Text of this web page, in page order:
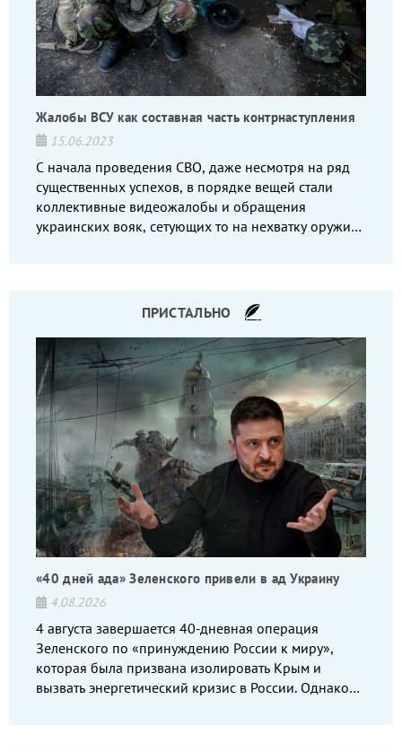
Жалобы ВСУ как составная часть контрнаступления
15.06.2023
С начала проведения СВО, даже несмотря на ряд
существенных успехов, в порядке вещей стали
коллективные видеожалобы и обращения
украинских вояк, сетующих то на нехватку оружия,
ПРИСТАЛЬНО
«40 дней ада» Зеленского привели в ад Украину
4.08.2026
4 августа завершается 40-дневная операция
Зеленского по «принуждению России к миру»,
которая была призвана изолировать Крым и
вызвать энергетический кризис в России. Однако